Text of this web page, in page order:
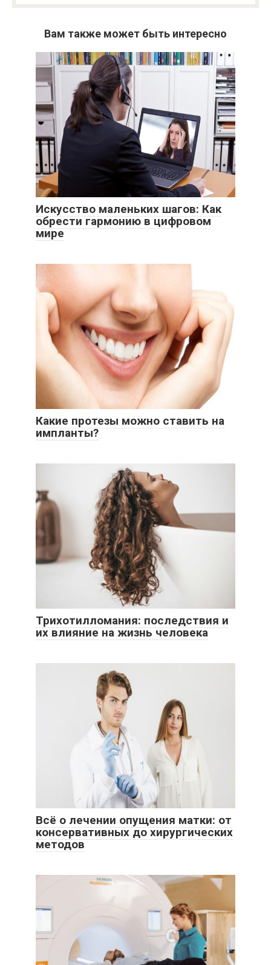
Вам также может быть интересно
Искусство маленьких шагов: Как
обрести гармонию в цифровом
мире
Какие протезы можно ставить на
импланты?
Трихотилломания: последствия и
их влияние на жизнь человека
Всё о лечении опущения матки: от
консервативных до хирургических
методов